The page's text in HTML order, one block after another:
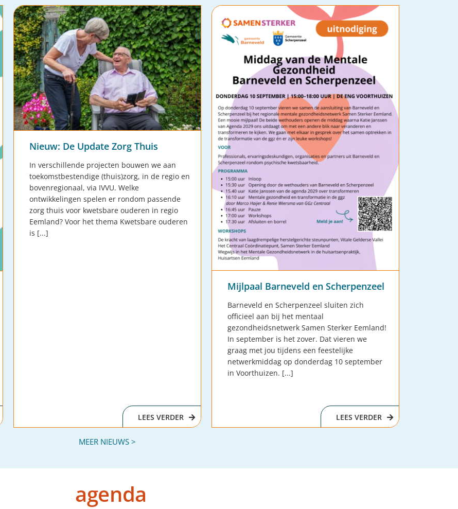
Nieuw: De Update Zorg Thuis
In verschillende projecten bouwen we aan
toekomstbestendige (thuis)zorg, in de regio en
bovenregionaal, via IVVU. Welke
ontwikkelingen spelen er rondom passende
zorg thuis voor kwetsbare ouderen in regio
Eemland? Voor het thema Kwetsbare ouderen
is [...]
LEES VERDER
Mijlpaal Barneveld en Scherpenzeel
Barneveld en Scherpenzeel sluiten zich
officieel aan bij het mentaal
gezondheidsnetwerk Samen Sterker Eemland!
In september is het zover. Dat vieren we
graag met jou tijdens een feestelijke
netwerkmiddag op donderdag 10 september
in Voorthuizen. [...]
LEES VERDER
MEER NIEUWS >
agenda